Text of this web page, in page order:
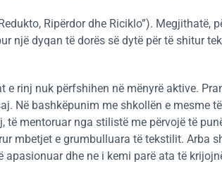
Ripërdor dhe Riciklo”). Megjithatë,
një dyqan të dorës së dytë për të shitur
rinj nuk përfshihen në mënyrë aktive.
bashkëpunim me shkollën e mesme të
mentoruar nga stilistë me përvojë të
mbetjet e grumbulluara të tekstilit. Arba
dhe ne i kemi parë ata të